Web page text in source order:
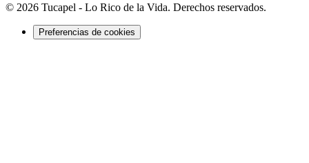
© 2026 Tucapel - Lo Rico de la Vida. Derechos reservados.
Preferencias de cookies